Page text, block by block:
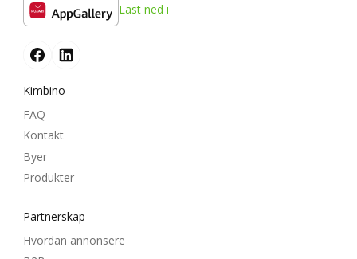
Last ned i
Kimbino
FAQ
Kontakt
Byer
Produkter
Partnerskap
Hvordan annonsere